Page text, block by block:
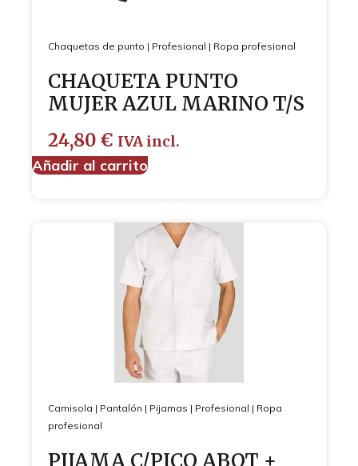
Chaquetas de punto | Profesional | Ropa profesional
CHAQUETA PUNTO
MUJER AZUL MARINO T/S
24,80 € IVA incl.
Añadir al carrito
Camisola | Pantalón | Pijamas | Profesional | Ropa
profesional
PIJAMA C/PICO ABOT +